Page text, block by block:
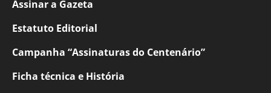
Assinar a Gazeta
Estatuto Editorial
Campanha “Assinaturas do Centenário”
Ficha técnica e História